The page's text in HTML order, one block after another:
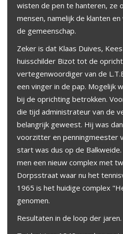
wisten de pen te hanteren, ze
mensen, namelijk de klanten
de gemeenschap.
Zeker is dat Klaas Duives,
huisschilder Bizot tot de
vertegenwoordiger van de
een vinger in de pap. Mogelijk
bij de oprichting betrokken.
die tijd administrateur van de
belangrijk geweest. Hij was
voorzitter en penningmeester
start was dus op de
men een nieuw complex met
Dorpsstraat waar nu het
1965 is het huidige complex
genomen.
Resultaten in de loop der jaren.